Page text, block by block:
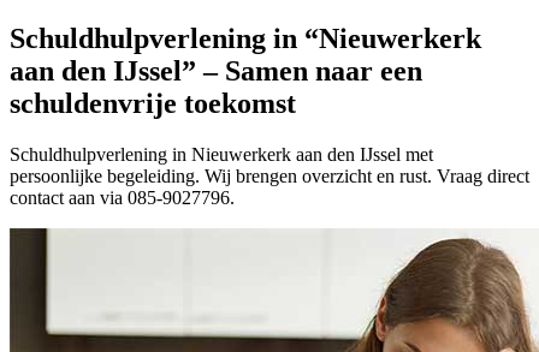
Schuldhulpverlening in “Nieuwerkerk
aan den IJssel” – Samen naar een
schuldenvrije toekomst
Schuldhulpverlening in Nieuwerkerk aan den IJssel met
persoonlijke begeleiding. Wij brengen overzicht en rust. Vraag direct
contact aan via 085-9027796.